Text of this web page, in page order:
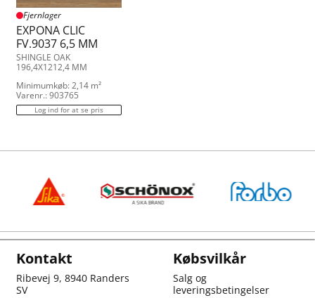
Fjernlager
EXPONA CLIC
FV.9037 6,5 MM
SHINGLE OAK
196,4X1212,4 MM
Minimumkøb: 2,14 m²
Varenr.: 903765
Log ind for at se pris
Kontakt
Ribevej 9, 8940 Randers
SV
Købsvilkår
Salg og
leveringsbetingelser